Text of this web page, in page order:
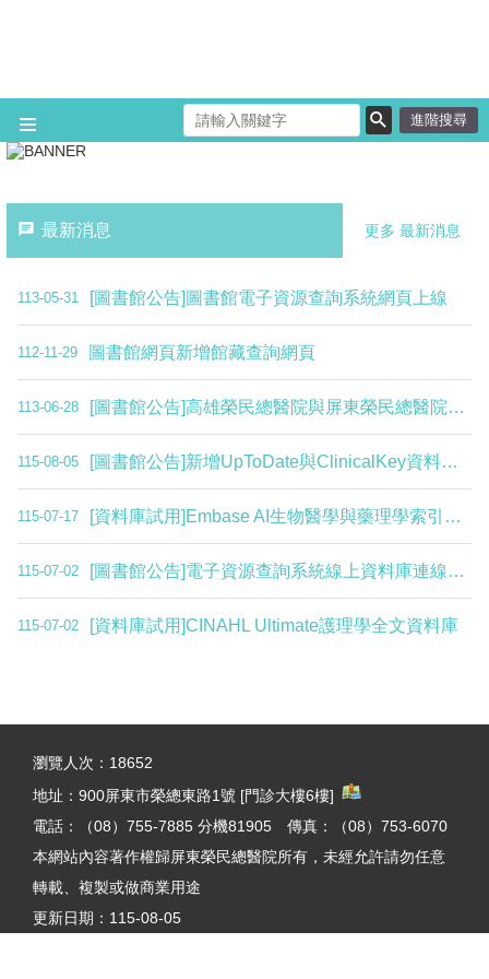
進階搜尋
最新消息
113-05-31 [圖書館公告]圖書館電子資源查詢系統網頁上線
112-11-29 圖書館網頁新增館藏查詢網頁
113-06-28 [圖書館公告]高雄榮民總醫院與屏東榮民總醫院圖書互借服務
115-08-05 [圖書館公告]新增UpToDate與ClinicalKey資料庫APP說明
115-07-17 [資料庫試用]Embase AI生物醫學與藥理學索引摘要資料庫
115-07-02 [圖書館公告]電子資源查詢系統線上資料庫連線問題(更新)
115-07-02 [資料庫試用]CINAHL Ultimate護理學全文資料庫
更多 最新消息
瀏覽人次： 18652
地址： 900屏東市榮總東路1號 [門診大樓6樓]
電話：（08）755-7885 分機81905 傳真：（08）753-6070
本網站內容著作權歸屏東榮民總醫院所有，未經允許請勿任意
轉載、複製或做商業用途
更新日期： 115-08-05